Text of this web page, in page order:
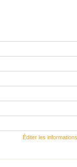
Éditer les